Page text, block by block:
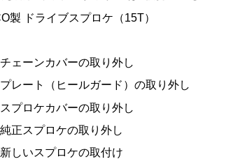
製 ドライブスプロケ（15T）
ェーンカバーの取り外し
レート（ヒールガード）の取り外し
プロケカバーの取り外し
正スプロケの取り外し
しいスプロケの取付け